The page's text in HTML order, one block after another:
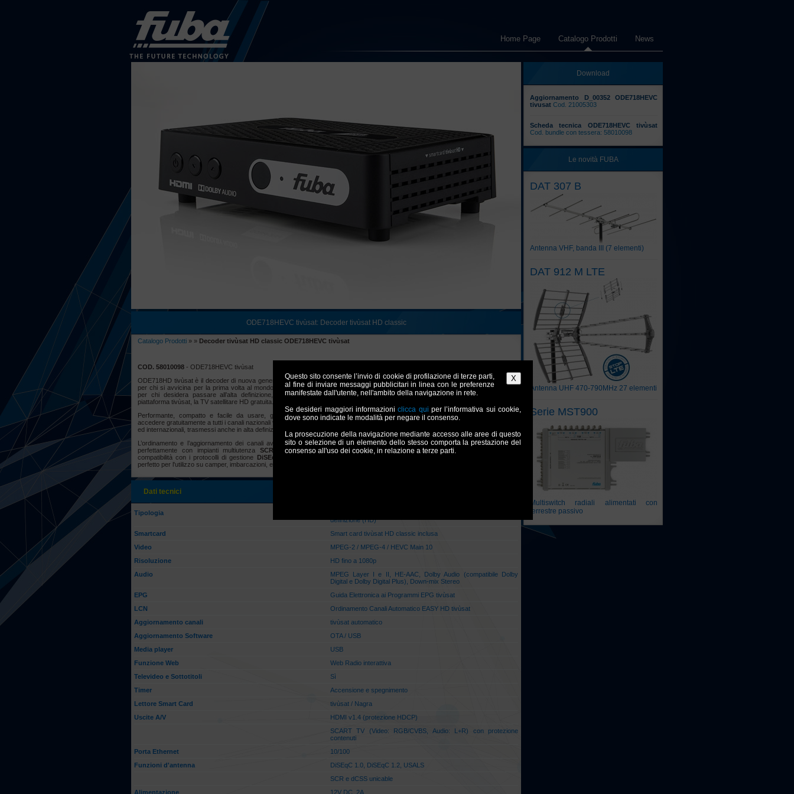
Questo sito consente l’invio di cookie di profilazione di terze parti,
al fine di inviare messaggi pubblicitari in linea con le preferenze
manifestate dall'utente, nell'ambito della navigazione in rete.
Se desideri maggiori informazioniclicca qui per l’informativa sui cookie,
dove sono indicate le modalità per negare il consenso.
La prosecuzione della navigazione mediante accesso alle aree di questo
sito o selezione di un elemento dello stesso comporta la prestazione del
consenso all'uso dei cookie, in relazione a terze parti.
News
Catalogo Prodotti
Home Page
Download
Aggiornamento D_00352 ODE718HEVC
tivusat Cod. 21005303
Scheda tecnica ODE718HEVC tivùsat
Cod. bundle con tessera: 58010098
Le novità FUBA
DAT 307 B
Antenna VHF, banda III (7 elementi)
DAT 912 M LTE
Antenna UHF 470-790MHz 27 elementi
Serie MST900
Multiswitch radiali alimentati con
terrestre passivo
ODE718HEVC tivùsat: Decoder tivùsat HD classic
Catalogo Prodotti » » Decoder tivùsat HD classic ODE718HEVC tivùsat
COD. 58010098 - ODE718HEVC tivùsat
ODE718HD tivùsatè il decoder di nuova generazione, certificato “tivùsat HD classic”, pensato
per chi si avvicina per la prima volta al mondo dell’offerta televisiva satellitare o semplicemente
per chi desidera passare all’alta definizione, grazie adoltre 50 canali HDpresenti sulla
piattaforma tivùsat , la TV satellitare HD gratuita.
Performante, compatto e facile da usare, grazie alla smartcardtivùsatHD inclusa potrai
accedere gratuitamente a tutti i canali nazionali via satellite, oltre a centinaia di altri canali nazionali
ed internazionali, trasmessi anche in alta definizione.
L’ordinamento e l’aggiornamento dei canali avviene in modo automatico, il decoder si integra
perfettamente con impianti multiutenzaSCR edCSS, inoltre le dimensioni contenute, la
compatibilità con i protocolli di gestione DiSEqC 1.2
perfetto per l'utilizzo su camper, imbarcazioni, etc.
Dati tecnici
Tipologia
definizione (HD)
Smartcard
Smart card tivùsat HD classic inclusa
Video
MPEG-2 / MPEG-4 / HEVC Main 10
Risoluzione
HD fino a 1080p
Audio
MPEG Layer I e II, HE-AAC, Dolby Audio (compatibile Dolby
Digital e Dolby Digital Plus), Down-mix Stereo
EPG
Guida Elettronica ai Programmi EPG tivùsat
LCN
Ordinamento Canali Automatico EASY HD tivùsat
Aggiornamento canali
tivùsat automatico
Aggiornamento Software
OTA / USB
Media player
USB
Funzione Web
Web Radio interattiva
Televideo e Sottotitoli
Sì
Timer
Accensione e spegnimento
Lettore Smart Card
tivùsat / Nagra
Uscite A/V
HDMI v1.4 (protezione HDCP)
SCART TV (Video: RGB/CVBS, Audio: L+R) con protezione
contenuti
Porta Ethernet
10/100
Funzioni d'antenna
DiSEqC 1.0, DiSEqC 1.2, USALS
SCR e dCSS unicable
Alimentazione
12V DC, 2A